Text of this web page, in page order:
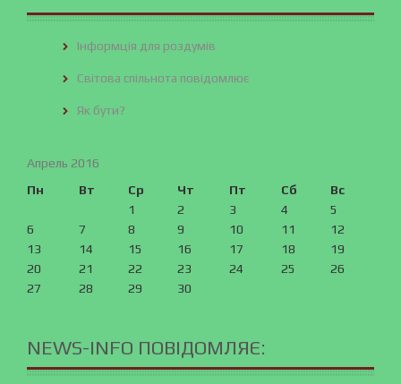
Інформція для роздумів
Світова спільнота повідомлює
Як бути?
Апрель 2016
Пн
Вт Ср Чт Пт Сб
Вс
1
2 3 4
5
6
7 8 9 10 11
12
13
14 15 16 17 18
19
20
21 22 23 24 25
26
27
28 29 30
NEWS-INFO ПОВІДОМЛЯЄ: